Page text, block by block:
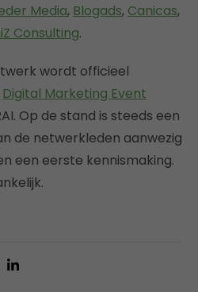
Media, Blogads, Canicas,
Consulting.
wordt officieel
Digital Marketing Event
Op de stand is steeds een
de netwerkleden aanwezig
een eerste kennismaking.